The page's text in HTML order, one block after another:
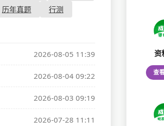
历年真题
行测
2026-08-05 11:39
2026-08-04 09:22
2026-08-03 09:19
2026-07-28 11:11
资
查